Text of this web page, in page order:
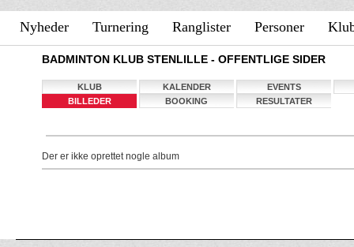
Nyheder Turnering Ranglister Personer
BADMINTON KLUB STENLILLE - OFFENTLIGE SIDER
KLUB KALENDER
EVENTS
BILLEDER
BOOKING RESULTATER
Der er ikke oprettet nogle album